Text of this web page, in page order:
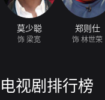
莫少聪
饰 梁宽
郑则仕
饰 林世荣
电视剧排行榜